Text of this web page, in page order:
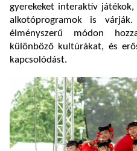
gyerekeket interaktív
alkotóprogramok is
élményszerű módon
különböző kultúrákat, és
kapcsolódást.